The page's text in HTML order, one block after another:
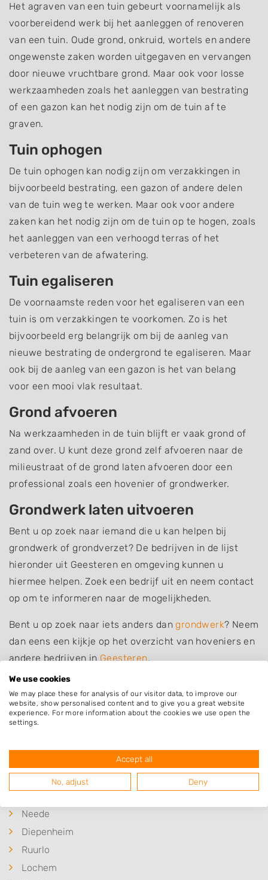
Het agraven van een tuin gebeurt voornamelijk als
voorbereidend werk bij het aanleggen of renoveren
van een tuin. Oude grond, onkruid, wortels en andere
ongewenste zaken worden uitgegaven en vervangen
door nieuwe vruchtbare grond. Maar ook voor losse
werkzaamheden zoals het aanleggen van bestrating
of een gazon kan het nodig zijn om de tuin af te
graven.
Tuin ophogen
De tuin ophogen kan nodig zijn om verzakkingen in
bijvoorbeeld bestrating, een gazon of andere delen
van de tuin weg te werken. Maar ook voor andere
zaken kan het nodig zijn om de tuin op te hogen, zoals
het aanleggen van een verhoogd terras of het
verbeteren van de afwatering.
Tuin egaliseren
De voornaamste reden voor het egaliseren van een
tuin is om verzakkingen te voorkomen. Zo is het
bijvoorbeeld erg belangrijk om bij de aanleg van
nieuwe bestrating de ondergrond te egaliseren. Maar
ook bij de aanleg van een gazon is het van belang
voor een mooi vlak resultaat.
Grond afvoeren
Na werkzaamheden in de tuin blijft er vaak grond of
zand over. U kunt deze grond zelf afvoeren naar de
milieustraat of de grond laten afvoeren door een
professional zoals een hovenier of grondwerker.
Grondwerk laten uitvoeren
Bent u op zoek naar iemand die u kan helpen bij
grondwerk of grondverzet? De bedrijven in de lijst
hieronder uit Geesteren en omgeving kunnen u
hiermee helpen. Zoek een bedrijf uit en neem contact
op om te informeren naar de mogelijkheden.
Bent u op zoek naar iets anders dangrondwerk? Neem
dan eens een kijkje op het overzicht van hoveniers en
andere bedrijven inGeesteren.
Plaatsen in de buurt
Neede
Diepenheim
Ruurlo
Lochem
We use cookies
We may place these for analysis of our visitor data, to improve our
website, show personalised content and to give you a great website
experience. For more information about the cookies we use open the
settings.
Accept all
No, adjust Deny